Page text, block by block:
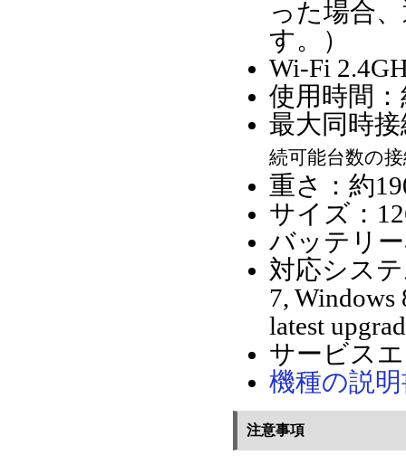
った場合
す。）
Wi-Fi
使用時間
最大同時
続可能台数の
重さ：約
サイズ：
バッテリ
対応システ
7, Windows
latest
サービス
機種の説
注意事項